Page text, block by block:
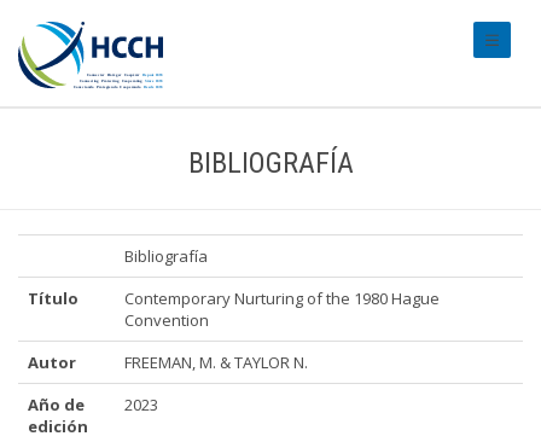
BIBLIOGRAFÍA
Bibliografía
Título
Contemporary Nurturing of the 1980 Hague
Convention
Autor
FREEMAN, M. & TAYLOR N.
Año de
edición
2023